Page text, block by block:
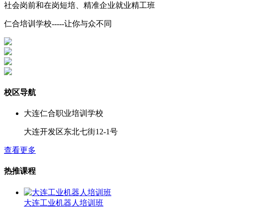
社会岗前和在岗短培、精准企业就业精工班
仁合培训学校-----让你与众不同
校区导航
大连仁合职业培训学校
大连开发区东北七街12-1号
查看更多
热推课程
大连工业机器人培训班